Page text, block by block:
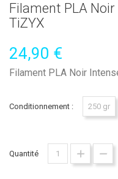
Filament PLA
TiZYX
24,90 €
Filament PLA Noir
Conditionnement : 250 gr
Quantité